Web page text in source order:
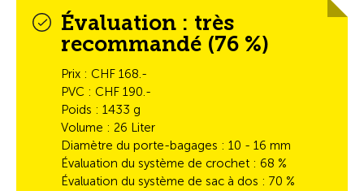
Évaluation : très
recommandé (76 %)
Prix : CHF 168.-
PVC : CHF 190.-
Poids : 1433 g
Volume : 26 Liter
Diamètre du porte-bagages : 10 - 16 mm
Évaluation du système de crochet : 68 %
Évaluation du système de sac à dos : 70 %